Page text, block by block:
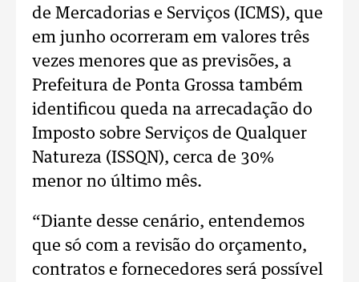
de Mercadorias e Serviços (ICMS), que
em junho ocorreram em valores três
vezes menores que as previsões, a
Prefeitura de Ponta Grossa também
identificou queda na arrecadação do
Imposto sobre Serviços de Qualquer
Natureza (ISSQN), cerca de 30%
menor no último mês.
“Diante desse cenário, entendemos
que só com a revisão do orçamento,
contratos e fornecedores será possível